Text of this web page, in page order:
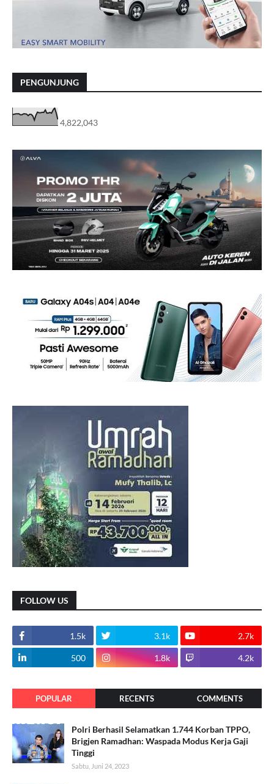
PENGUNJUNG
4,822,043
FOLLOW US
1.5k 3.1k 2.7k
500 1.8k 4.2k
POPULAR RECENTS COMMENTS
Polri Berhasil Selamatkan 1.744 Korban TPPO,
Brigjen Ramadhan: Waspada Modus Kerja Gaji
Tinggi
Sabtu, Juni 24, 2023